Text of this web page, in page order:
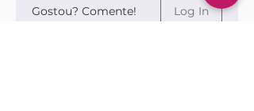
Gostou? Comente! Log In